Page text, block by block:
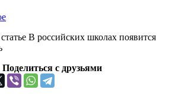
Поделиться с друзьями